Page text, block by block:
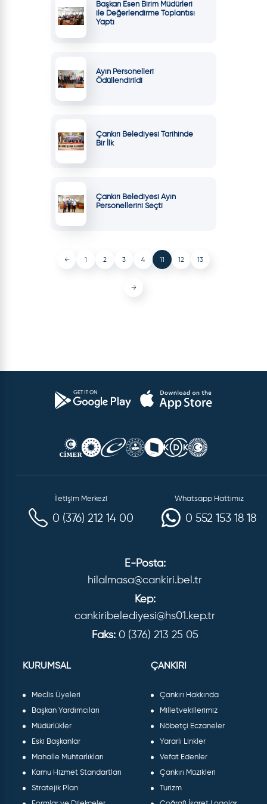
Başkan Esen Birim Müdürleri
ile Değerlendirme Toplantısı
Yaptı
Ayın Personelleri
Ödüllendirildi
Çankırı Belediyesi Tarihinde
Bir İlk
Çankırı Belediyesi Ayın
Personellerini Seçti
← 1 2 3 4 11 12 13
→
İletişim Merkezi
0 (376) 212 14 00
Whatsapp Hattımız
0 552 153 18 18
E-Posta:
hilalmasa@cankiri.bel.tr
Kep:
cankiribelediyesi@hs01.kep.tr
Faks: 0 (376) 213 25 05
KURUMSAL
Meclis Üyeleri
Başkan Yardımcıları
Müdürlükler
Eski Başkanlar
Mahalle Muhtarlıkları
Kamu Hizmet Standartları
Stratejik Plan
ÇANKIRI
Çankırı Hakkında
Milletvekillerimiz
Nöbetçi Eczaneler
Yararlı Linkler
Vefat Edenler
Çankırı Müzikleri
Turizm